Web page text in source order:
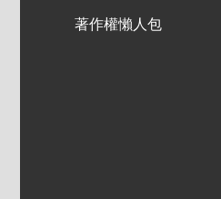
著作權懶人包